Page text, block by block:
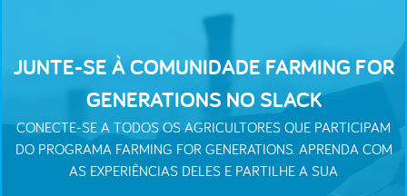
JUNTE-SE À COMUNIDADE FARMING FOR
GENERATIONS NO SLACK
CONECTE-SE A TODOS OS AGRICULTORES QUE PARTICIPAM
DO PROGRAMA FARMING FOR GENERATIONS. APRENDA COM
AS EXPERIÊNCIAS DELES E PARTILHE A SUA